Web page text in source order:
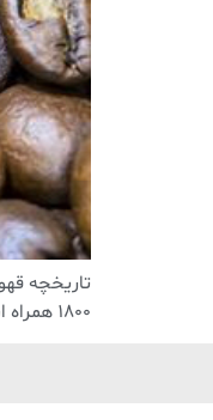
تاریخچه
1800 همراه است. قهوه (نوع بوربون) در سال 1893 توسط مبلغان فرانسوی به کنیا آورده شد. این قهوه در ابتدا تحت سلطه بریتانیا کشت و صادر شد